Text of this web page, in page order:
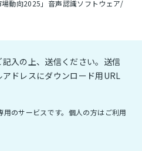
動向2025」音声認識ソフトウェア/
入の上、送信ください。送信
ドレスにダウンロード用URL
のサービスです。個人の方はご利用